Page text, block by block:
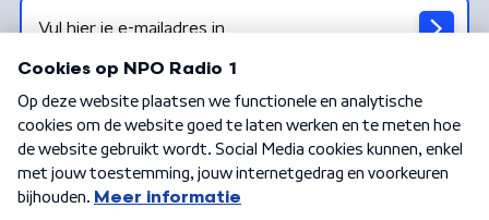
Algemene voorwaarden